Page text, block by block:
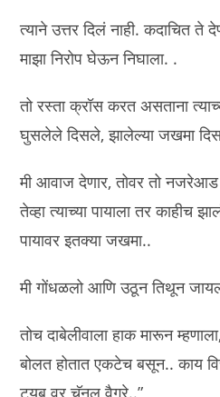
त्याने उत्तर दिलं नाही. कदाचित
माझा निरोप घेऊन निघाला. .
तो रस्ता क्रॉस करत असताना
घुसलेले दिसले, झालेल्या जखमा
मी आवाज देणार, तोवर तो
तेव्हा त्याच्या पायाला तर काहीच
पायावर इतक्या जखमा..
मी गोंधळलो आणि उठून तिथून
तोच दाबेलीवाला हाक मारून
बोलत होतात एकटेच बसून.. काय
ट्यूब वर चॅनल वैगरे..”